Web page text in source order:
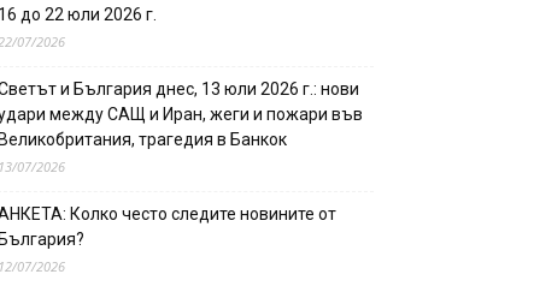
до 22 юли 2026 г.
07/2026
и България днес, 13 юли 2026 г.: нови
между САЩ и Иран, жеги и пожари във
трагедия в Банкок
07/2026
Колко често следите новините от
07/2026